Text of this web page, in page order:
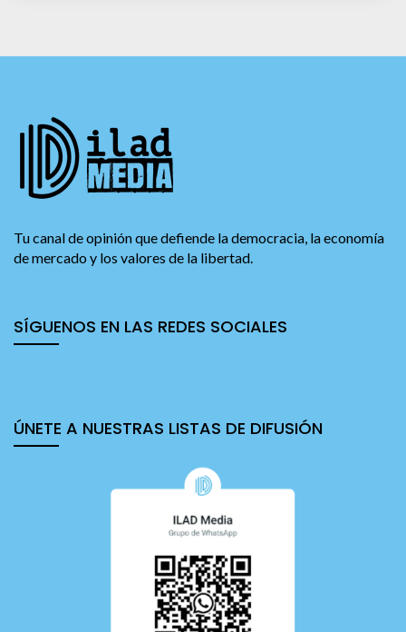
Tu canal de opinión que defiende la democracia, la economía
de mercado y los valores de la libertad.
SÍGUENOS EN LAS REDES SOCIALES
ÚNETE A NUESTRAS LISTAS DE DIFUSIÓN